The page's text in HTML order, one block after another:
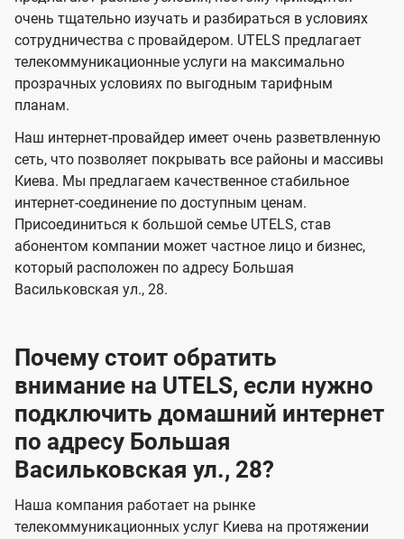
l
s
в
и
д
е
н
и
я
в
и
д
е
и
я
очень тщательно изучать и разбираться в условиях
сотрудничества с провайдером. UTELS предлагает
телекоммуникационные услуги на максимально
прозрачных условиях по выгодным тарифным
планам.
Наш интернет-провайдер имеет очень разветвленную
сеть, что позволяет покрывать все районы и массивы
Киева. Мы предлагаем качественное стабильное
интернет-соединение по доступным ценам.
Присоединиться к большой семье UTELS, став
абонентом компании может частное лицо и бизнес,
который расположен по адресу Большая
Васильковская ул., 28.
Почему стоит обратить
внимание на UTELS, если нужно
подключить домашний интернет
по адресу Большая
Васильковская ул., 28?
Наша компания работает на рынке
телекоммуникационных услуг Киева на протяжении